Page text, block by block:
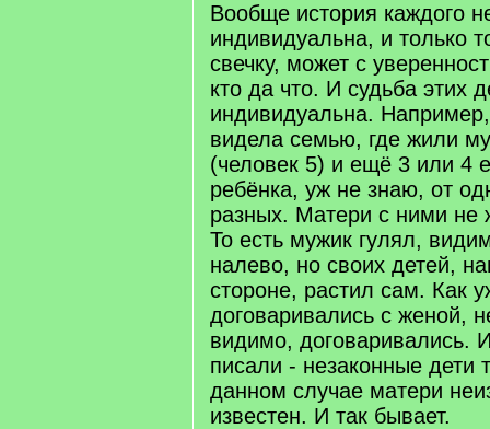
Вообще история каждого
индивидуальна, и только
свечку, может с
кто да что. И судьба этих
индивидуальна.
видела семью, где жили
(человек 5) и ещё 3 или 4
ребёнка, уж не знаю, от
разных. Матери с ними не
То есть мужик гулял,
налево, но своих детей,
стороне, растил сам. Как
договаривались с женой,
видимо, договаривались.
писали - незаконные дети
данном случае матери
известен. И так бывает.